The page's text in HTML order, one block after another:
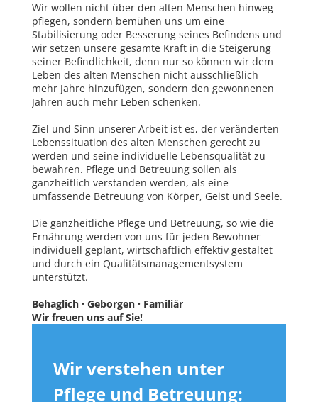
Wir wollen nicht über den alten Menschen hinweg
pflegen, sondern bemühen uns um eine
Stabilisierung oder Besserung seines Befindens und
wir setzen unsere gesamte Kraft in die Steigerung
seiner Befindlichkeit, denn nur so können wir dem
Leben des alten Menschen nicht ausschließlich
mehr Jahre hinzufügen, sondern den gewonnenen
Jahren auch mehr Leben schenken.
Ziel und Sinn unserer Arbeit ist es, der veränderten
Lebenssituation des alten Menschen gerecht zu
werden und seine individuelle Lebensqualität zu
bewahren. Pflege und Betreuung sollen als
ganzheitlich verstanden werden, als eine
umfassende Betreuung von Körper, Geist und Seele.
Die ganzheitliche Pflege und Betreuung, so wie die
Ernährung werden von uns für jeden Bewohner
individuell geplant, wirtschaftlich effektiv gestaltet
und durch ein Qualitätsmanagementsystem
unterstützt.
Behaglich · Geborgen · Familiär
Wir freuen uns auf Sie!
Wir verstehen unter
Pflege und Betreuung: